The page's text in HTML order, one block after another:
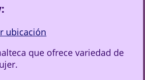
ubicación
que ofrece variedad de